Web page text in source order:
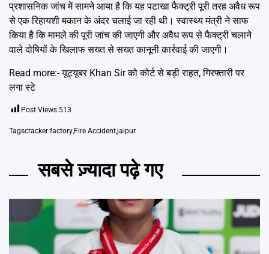
प्रशासनिक जांच में सामने आया है कि यह पटाखा फैक्ट्री पूरी तरह अवैध रूप
से एक रिहायशी मकान के अंदर चलाई जा रही थी। स्वास्थ्य मंत्री ने साफ
किया है कि मामले की पूरी जांच की जाएगी और अवैध रूप से फैक्ट्री चलाने
वाले दोषियों के खिलाफ सख्त से सख्त कानूनी कार्रवाई की जाएगी।
Read more:-यूट्यूबर Khan Sir को कोर्ट से बड़ी राहत, गिरफ्तारी पर
लगा स्टे
Post Views:513
Tagscracker factory,Fire Accident,jaipur
सबसे ज़्यादा पढ़े गए